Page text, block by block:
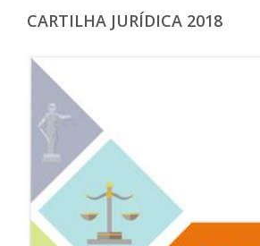
CARTILHA JURÍDICA 2018